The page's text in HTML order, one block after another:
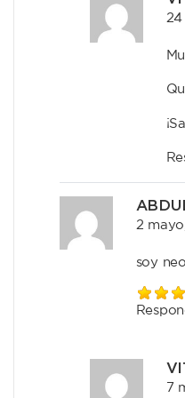
2
soy
7